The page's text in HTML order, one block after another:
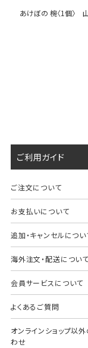
あけぼの 椀〈1個〉
ご利用ガイド
ご注文について
お支払いについて
追加・キャンセルについ
海外注文・配送について
会員サービスについて
よくあるご質問
オンラインショップ以
わせ